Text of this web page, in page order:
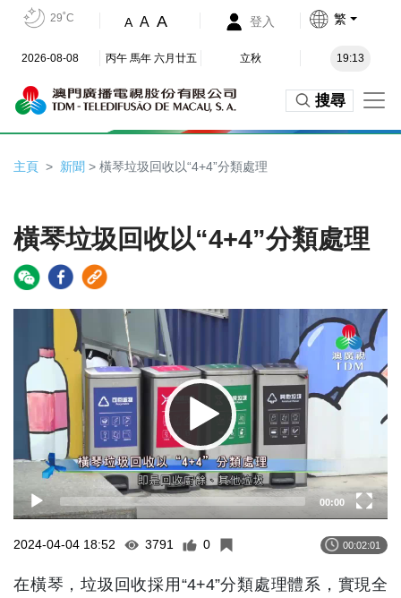
29˚C A A A 登入 繁
2026-08-08 丙午 馬年 六月廿五 立秋 19:13
搜尋
主頁 新聞 > 橫琴垃圾回收以“4+4”分類處理
橫琴垃圾回收以“4+4”分類處理
00:00
2024-04-04 18:52 3791 0 00:02:01
在橫琴，垃圾回收採用“4+4”分類處理體系，實現全